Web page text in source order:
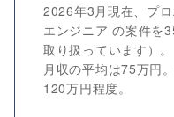
2026年3月現在、プ
エンジニア の案件を
取り扱っています）。
月収の平均は75万円
120万円程度。